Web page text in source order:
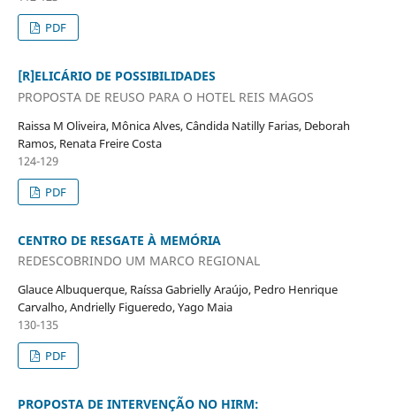
PDF
[R]ELICÁRIO DE POSSIBILIDADES
PROPOSTA DE REUSO PARA O HOTEL REIS MAGOS
Raissa M Oliveira, Mônica Alves, Cândida Natilly Farias, Deborah
Ramos, Renata Freire Costa
124-129
PDF
CENTRO DE RESGATE À MEMÓRIA
REDESCOBRINDO UM MARCO REGIONAL
Glauce Albuquerque, Raíssa Gabrielly Araújo, Pedro Henrique
Carvalho, Andrielly Figueredo, Yago Maia
130-135
PDF
PROPOSTA DE INTERVENÇÃO NO HIRM: